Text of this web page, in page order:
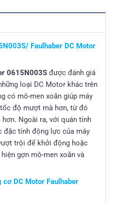
Faulhaber DC Motor
0615N003S được đánh giá
loại DC Motor khác trên
có mô-men xoắn giúp máy
độ mượt mà hơn, từ đó
Ngoài ra, với quán tính
đặc tính động lực của máy
trội để khởi động hoặc
gợn mô-men xoắn và
DC Motor Faulhaber